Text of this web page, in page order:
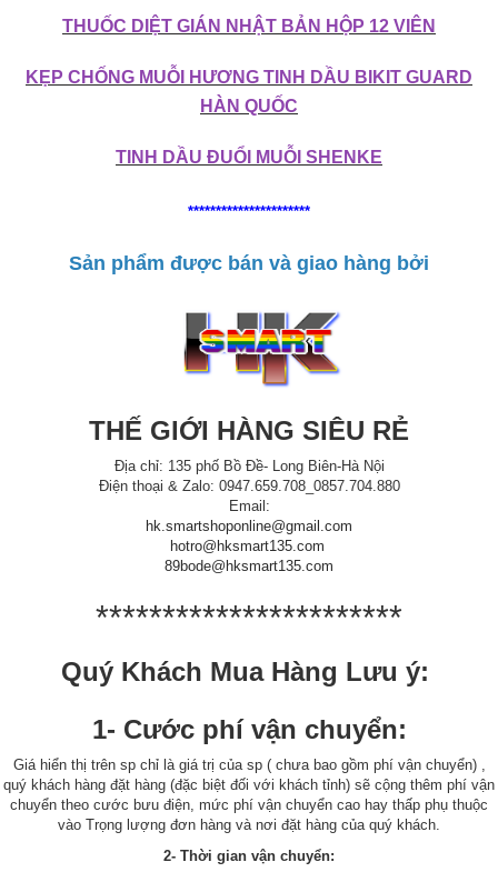
THUỐC DIỆT GIÁN NHẬT BẢN HỘP 12 VIÊN
KẸP CHỐNG MUỖI HƯƠNG TINH DẦU BIKIT GUARD
HÀN QUỐC
TINH DẦU ĐUỔI MUỖI SHENKE
**********************
Sản phẩm được bán và giao hàng bởi
THẾ GIỚI HÀNG SIÊU RẺ
Địa chỉ: 135 phố Bồ Đề- Long Biên-Hà Nội
Điện thoại & Zalo: 0947.659.708_0857.704.880
Email:
hk.smartshoponline@gmail.com
hotro@hksmart135.com
89bode@hksmart135.com
***********************
Quý Khách Mua Hàng Lưu ý:
1- Cước phí vận chuyển:
Giá hiển thị trên sp chỉ là giá trị của sp ( chưa bao gồm phí vận chuyển) ,
quý khách hàng đặt hàng (đặc biệt đối với khách tỉnh) sẽ cộng thêm phí vận
chuyển theo cước bưu điện, mức phí vận chuyển cao hay thấp phụ thuộc
vào Trọng lượng đơn hàng và nơi đặt hàng của quý khách.
2- Thời gian vận chuyển: